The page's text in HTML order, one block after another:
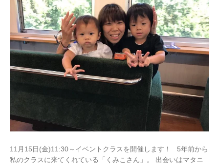
11月15日(金)11:30～イベントクラスを開催します！ 5年前から
私のクラスに来てくれている「くみこさん」。 出会いはマタニ